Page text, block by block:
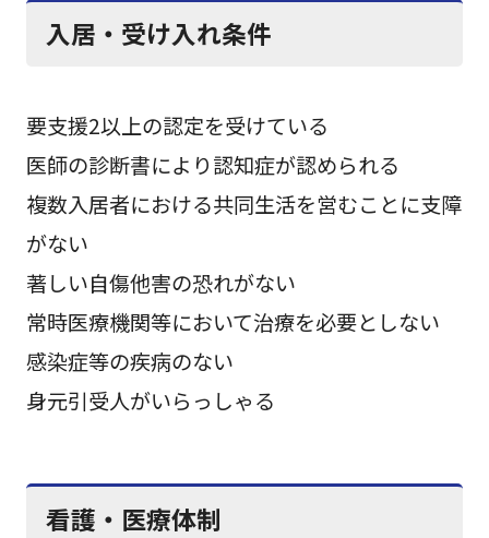
入居・受け入れ条件
要支援2以上の認定を受けている
医師の診断書により認知症が認められる
複数入居者における共同生活を営むことに支障
がない
著しい自傷他害の恐れがない
常時医療機関等において治療を必要としない
感染症等の疾病のない
身元引受人がいらっしゃる
看護・医療体制